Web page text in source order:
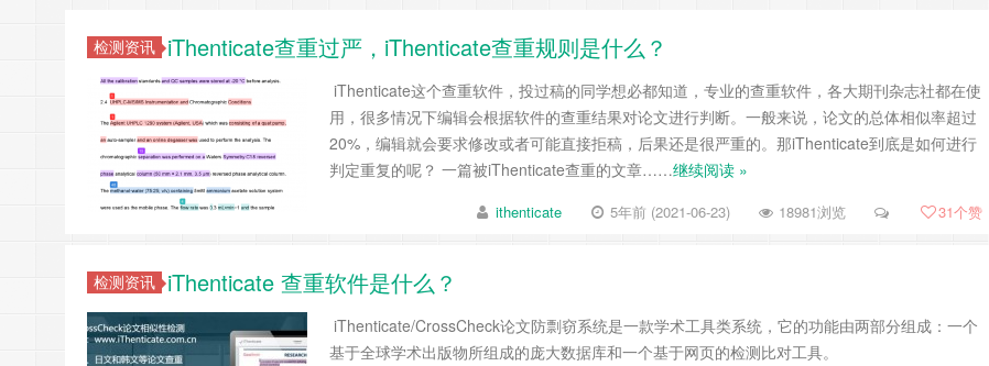
检测资讯 iThenticate查重过严，iThenticate查重规则是什么？
iThenticate这个查重软件，投过稿的同学想必都知道，专业的查重软件，各大期刊杂志社都在使
用，很多情况下编辑会根据软件的查重结果对论文进行判断。一般来说，论文的总体相似率超过
20%，编辑就会要求修改或者可能直接拒稿，后果还是很严重的。那iThenticate到底是如何进行
判定重复的呢？ 一篇被iThenticate查重的文章……继续阅读 »
ithenticate 5年前 (2021-06-23) 18981浏览 31个赞
检测资讯 iThenticate 查重软件是什么？
iThenticate/CrossCheck论文防剽窃系统是一款学术工具类系统，它的功能由两部分组成：一个
基于全球学术出版物所组成的庞大数据库和一个基于网页的检测比对工具。